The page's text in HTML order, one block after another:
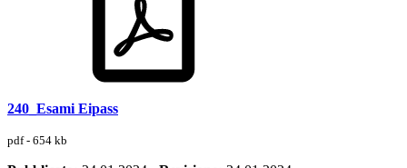
240_Esami Eipass
pdf - 654 kb